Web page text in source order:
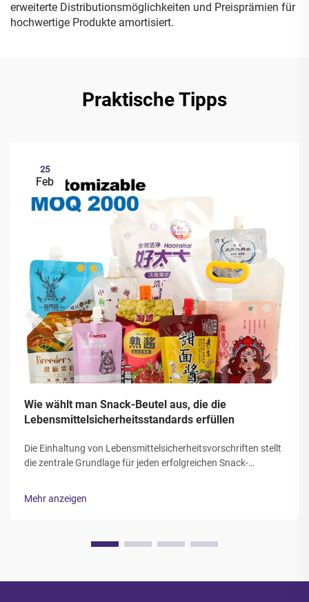
erweiterte Distributionsmöglichkeiten und Preisprämien für
hochwertige Produkte amortisiert.
Praktische Tipps
25
Feb
Wie wählt man Snack-Beutel aus, die die
Lebensmittelsicherheitsstandards erfüllen
Die Einhaltung von Lebensmittelsicherheitsvorschriften stellt
die zentrale Grundlage für jeden erfolgreichen Snack-
regulatorischer Standards, Materialeigenschaften sowie
Mehr anzeigen